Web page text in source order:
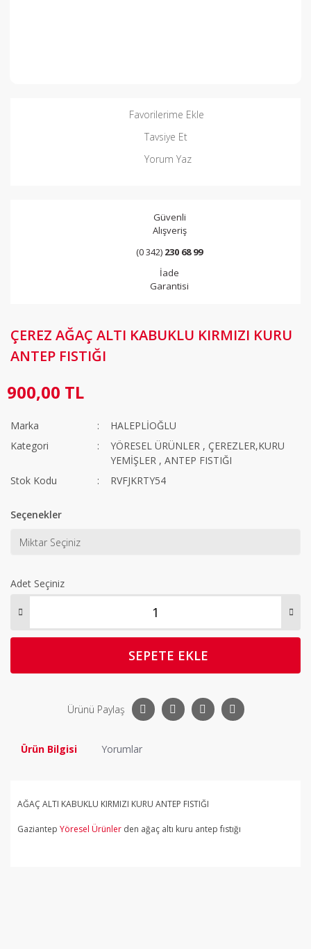
Favorilerime Ekle
Tavsiye Et
Yorum Yaz
Güvenli
Alışveriş
(0 342) 230 68 99
İade
Garantisi
ÇEREZ AĞAÇ ALTI KABUKLU KIRMIZI KURU
ANTEP FISTIĞI
900,00 TL
Marka
HALEPLİOĞLU
Kategori
YÖRESEL ÜRÜNLER , ÇEREZLER,KURU
YEMİŞLER ,ANTEP FISTIĞI
Stok Kodu
RVFJKRTY54
Seçenekler
Adet Seçiniz
SEPETE EKLE
Ürünü Paylaş
Ürün Bilgisi Yorumlar
AĞAÇ ALTI KABUKLU KIRMIZI KURU ANTEP FISTIĞI
Gaziantep Yöresel Ürünler den ağaç altı kuru antep fıstığı